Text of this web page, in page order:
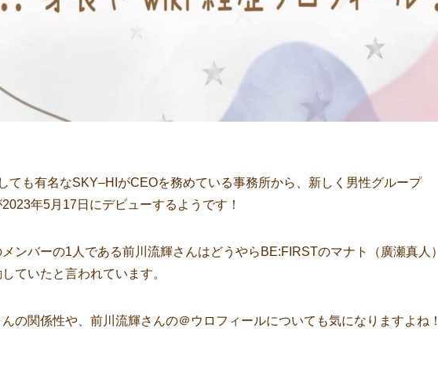
ても有名なSKY–HIがCEOを務めている事務所から、新しく男性グループ
年5月17日にデビューするようです！
ンバーの1人である前川流輝さんはどうやらBE:FIRSTのマナト（廣瀬真人）
ていたと言われています。
の関係性や、前川流輝さんの＠ウロフィールについても気になりますよね！